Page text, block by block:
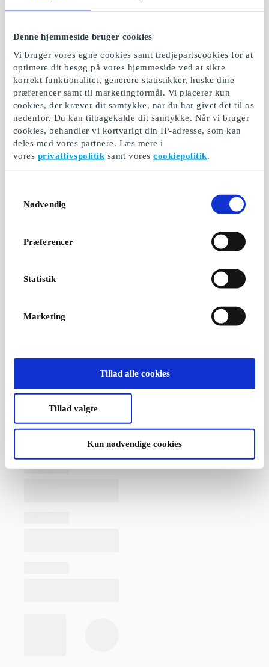
Denne hjemmeside bruger cookies
Vi bruger vores egne cookies samt tredjepartscookies for at
optimere dit besøg på vores hjemmeside ved at sikre
korrekt funktionalitet, generere statistikker, huske dine
præferencer samt til marketingformål. Vi placerer kun
cookies, der kræver dit samtykke, når du har givet det til os
nedenfor. Du kan tilbagekalde dit samtykke. Når vi bruger
cookies, behandler vi kortvarigt din IP-adresse, som kan
deles med vores partnere. Læs mere i
vores privatlivspolitik samt vorescookiepolitik.
Nødvendig
Præferencer
Statistik
Marketing
Tillad alle cookies
Tillad valgte
Kun nødvendige cookies